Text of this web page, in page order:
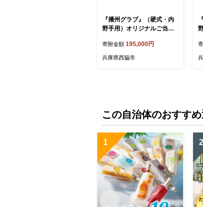
『播州グラブ』（硬式・内
野手用）オリジナルご当地
（195-3） 硬式グラブ 硬式
用 グローブ グラブ 野球 野
寄附金額 195,000円
兵庫県西脇市
この自治体のおすす
1 2